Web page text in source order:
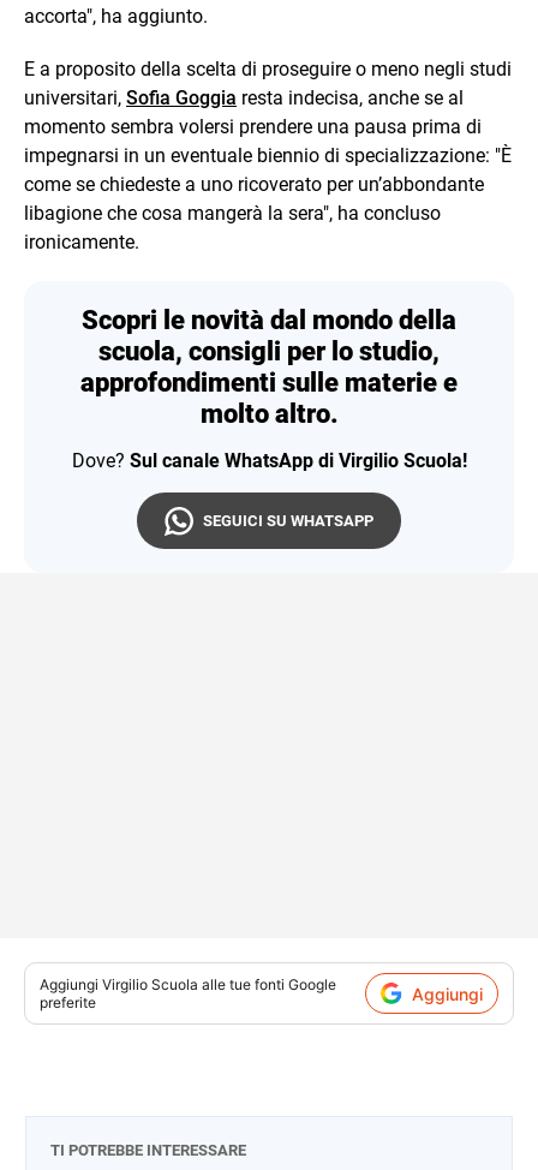
accorta", ha aggiunto.
E a proposito della scelta di proseguire o meno negli studi
universitari, Sofia Goggia resta indecisa, anche se al
momento sembra volersi prendere una pausa prima di
impegnarsi in un eventuale biennio di specializzazione: "È
come se chiedeste a uno ricoverato per un’abbondante
libagione che cosa mangerà la sera", ha concluso
ironicamente.
Scopri le novità dal mondo della
scuola, consigli per lo studio,
approfondimenti sulle materie e
molto altro.
Dove? Sul canale WhatsApp di Virgilio Scuola!
SEGUICI SU WHATSAPP
Aggiungi Virgilio Scuola alle tue fonti Google
preferite
Aggiungi
TI POTREBBE INTERESSARE